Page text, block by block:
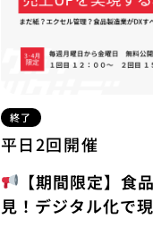
終了
平日2回開催
【期間限定】食
見！デジタル化で